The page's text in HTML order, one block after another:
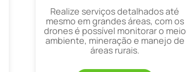
Realize serviços detalhados até
mesmo em grandes áreas, com os
drones é possível monitorar o meio
ambiente, mineração e manejo de
áreas rurais.